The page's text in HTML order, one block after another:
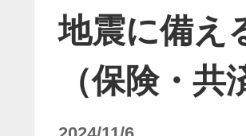
地震に備え
（保険・